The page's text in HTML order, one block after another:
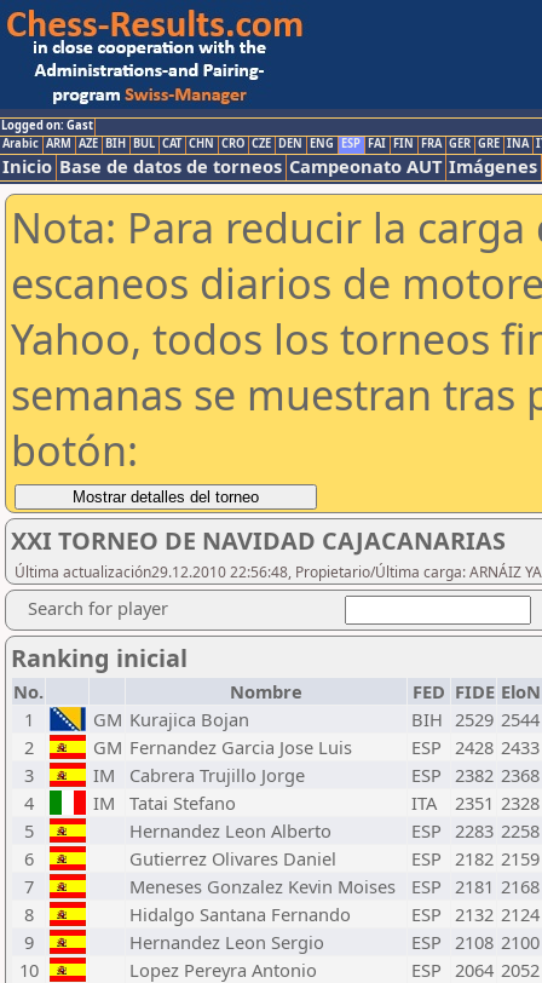
Logged on: Gast
Arabic ARM AZE BIH BUL CAT CHN CRO CZE DEN ENG ESP FAI FIN FRA GER GRE INA
Inicio Base de datos de torneos Campeonato AUT Imágenes
Nota: Para reducir la
escaneos diarios de
Yahoo, todos los torneos
semanas se muestran tras
botón:
XXI TORNEO DE NAVIDAD CAJACANARIAS
Última actualización29.12.2010 22:56:48, Propietario/Última carga: ARNÁIZ
Search for player
Ranking inicial
No. Nombre FED FIDE EloN
1
GM Kurajica Bojan BIH 2529 2544
2
GM Fernandez Garcia Jose Luis ESP 2428 2433
3
IM Cabrera Trujillo Jorge ESP 2382 2368
4
IM Tatai Stefano ITA 2351 2328
5
Hernandez Leon Alberto ESP 2283 2258
6
Gutierrez Olivares Daniel ESP 2182 2159
7
Meneses Gonzalez Kevin Moises ESP 2181 2168
8
Hidalgo Santana Fernando ESP 2132 2124
9
Hernandez Leon Sergio ESP 2108 2100
10
Lopez Pereyra Antonio ESP 2064 2052